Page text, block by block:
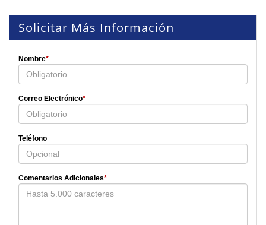
Solicitar Más Información
Nombre*
Correo Electrónico*
Teléfono
Comentarios Adicionales*